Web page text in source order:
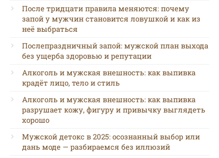
После тридцати правила меняются: почему
запой у мужчин становится ловушкой и как из
неё выбраться
Послепраздничный запой: мужской план выхода
без ущерба здоровью и репутации
Алкоголь и мужская внешность: как выпивка
крадёт лицо, тело и стиль
Алкоголь и мужская внешность: как выпивка
разрушает кожу, фигуру и привычку выглядеть
хорошо
Мужской детокс в 2025: осознанный выбор или
дань моде — разбираемся без иллюзий